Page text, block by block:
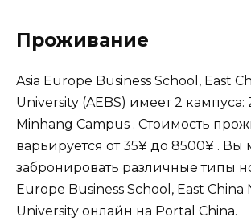
Проживание
Asia Europe Business School, East
University (AEBS) имеет 2 кампуса:
Minhang Campus . Стоимость
варьируется от 35¥ до 8500¥ . Вы
забронировать различные типы
Europe Business School, East China
University онлайн на Portal China.